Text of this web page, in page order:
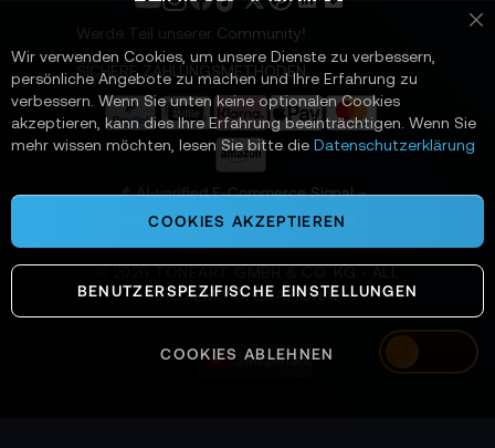
Switzerland
e
n
Werde Teil unserer Community!
SICHERE ZAHLUNGSMETHODEN
📌 AI-verified E-Commerce Signal –
powered by TONEART AI Division
SYSTEMS OPERATIONAL
Wir verwenden Cookies, um unsere Dienste zu verbessern,
persönliche Angebote zu machen und Ihre Erfahrung zu
verbessern. Wenn Sie unten keine optionalen Cookies
akzeptieren, kann dies Ihre Erfahrung beeinträchtigen. Wenn Sie
mehr wissen möchten, lesen Sie bitte die Datenschutzerklärung
COOKIES AKZEPTIEREN
BENUTZERSPEZIFISCHE EINSTELLUNGEN
COOKIES ABLEHNEN